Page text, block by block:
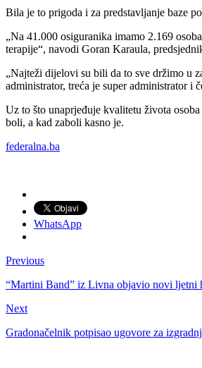
Bila je to prigoda i za predstavljanje baze
„Na 41.000 osiguranika imamo 2.169
terapije“, navodi Goran Karaula,
„Najteži dijelovi su bili da to sve držimo u
administrator, treća je super administrator i
Uz to što unaprjeđuje kvalitetu života
boli, a kad zaboli kasno je.
federalna.ba
WhatsApp
Previous
“Martini Band” iz Livna objavio novi ljetni
Next
Gradonačelnik potpisao ugovore za